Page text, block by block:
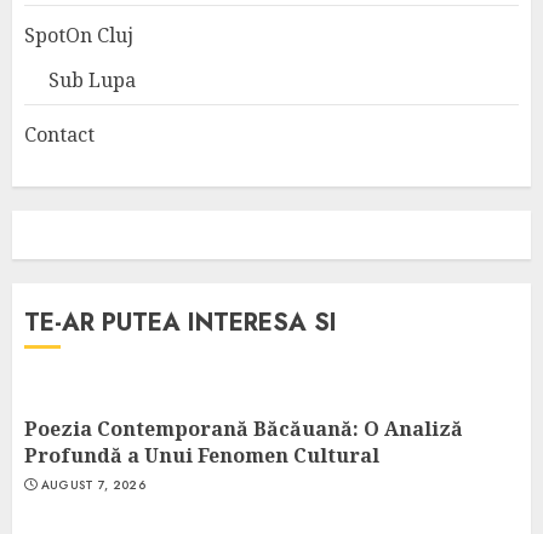
SpotOn Cluj
Sub Lupa
Contact
TE-AR PUTEA INTERESA SI
Poezia Contemporană Băcăuană: O Analiză
Profundă a Unui Fenomen Cultural
AUGUST 7, 2026